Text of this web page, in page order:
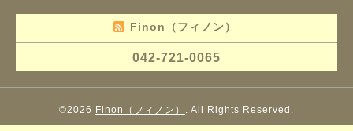
Finon（フィノン）
042-721-0065
©2026 Finon（フィノン） . All Rights Reserved.